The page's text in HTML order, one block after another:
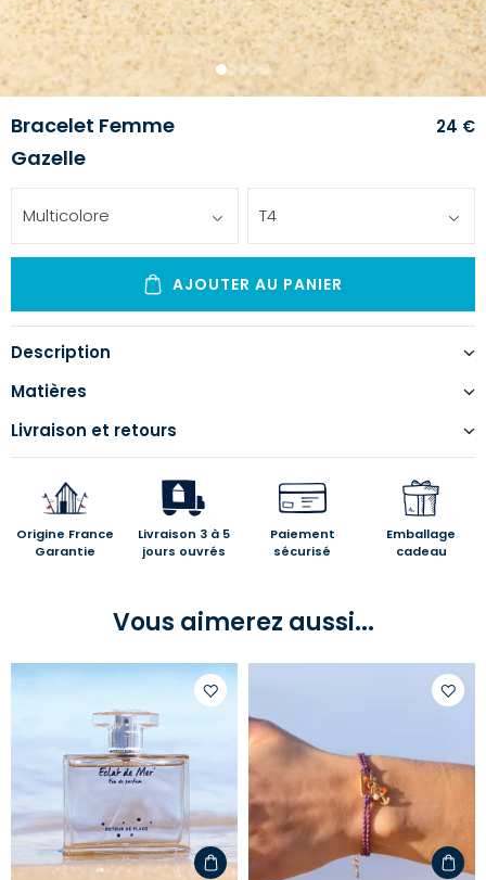
1 2345
Bracelet Femme
Gazelle
24 €
Multicolore T4
AJOUTER AU PANIER
Description
Matières
Livraison et retours
Origine France
Garantie
Livraison 3 à 5
jours ouvrés
Paiement
sécurisé
Emballage
cadeau
Vous aimerez aussi...
Ajouter
d'envies
votre